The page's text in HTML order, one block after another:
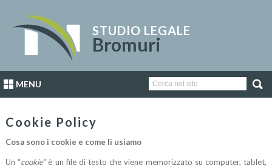
STUDIO LEGALE
Bromuri
MENU
Cookie Policy
Cosa sono i cookie e come li usiamo
Un “cookie”è un file di testo che viene memorizzato su computer, tablet,